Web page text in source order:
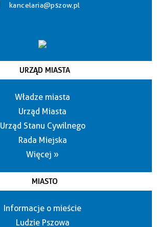
kancelaria@pszow.pl
URZĄD MIASTA
Władze miasta
Urząd Miasta
Urząd Stanu Cywilnego
Rada Miejska
Więcej »
MIASTO
Informacje o mieście
Ludzie Pszowa